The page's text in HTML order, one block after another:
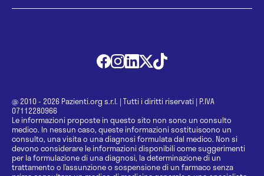
@ 2010 - 2026 Pazienti.org s.r.l. | Tutti i diritti riservati | P.IVA
07112280966
Le informazioni proposte in questo sito non sono un consulto
medico. In nessun caso, queste informazioni sostituiscono un
consulto, una visita o una diagnosi formulata dal medico. Non si
devono considerare le informazioni disponibili come suggerimenti
per la formulazione di una diagnosi, la determinazione di un
trattamento o l’assunzione o sospensione di un farmaco senza